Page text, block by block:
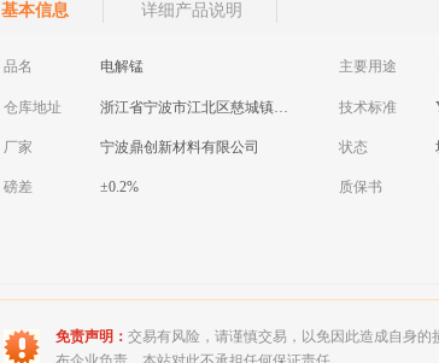
基本信息 详细产品说明
品名 电解锰
仓库地址
厂家 宁波鼎创新材料有限公司
磅差 ±0.2%
主要用途
技术标准
状态
质保书
免责声明： 交易有风险，请谨慎交易，以免因此造成自身